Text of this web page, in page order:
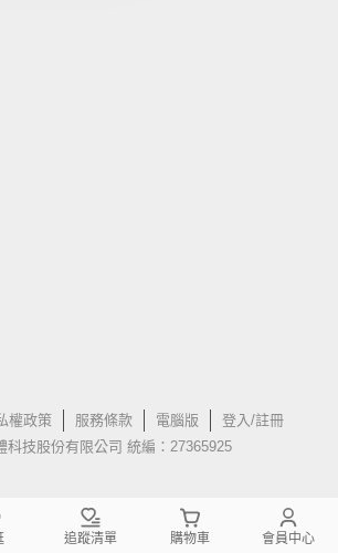
權政策 服務條款 電腦版
登入/註冊
科技股份有限公司 統編：27365925
追蹤清單 購物車 會員中心